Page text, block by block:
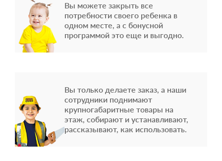
Вы можете закрыть все
потребности своего ребенка в
одном месте, а с бонусной
программой это еще и выгодно.
Вы только делаете заказ, а наши
сотрудники поднимают
крупногабаритные товары на
этаж, собирают и устанавливают,
рассказывают, как использовать.